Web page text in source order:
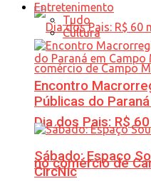
Dia dos Pais: R$
no comércio de
Entretenimento
Tudo
Cultura
Encontro
Públicas do
Sábado: Espaço
CircNic